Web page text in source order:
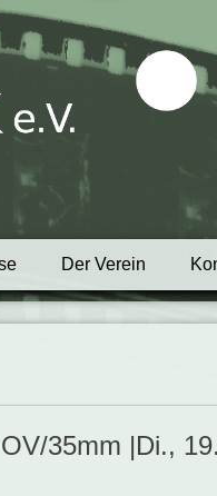
Der Verein
35mm |Di.,